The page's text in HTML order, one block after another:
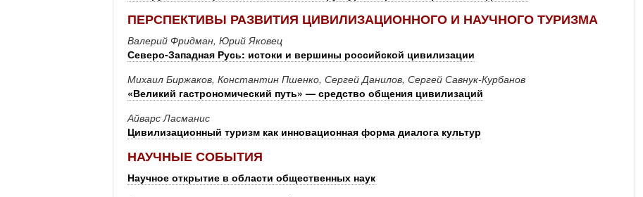
ПЕРСПЕКТИВЫ РАЗВИТИЯ ЦИВИЛИЗАЦИОННОГО И НАУЧНОГО ТУРИЗМА
Валерий Фридман, Юрий Яковец
Северо-Западная Русь: истоки и вершины российской цивилизации
Михаил Биржаков, Константин Пшенко, Сергей Данилов, Сергей Савнук-Курбанов
«Великий гастрономический путь» — средство общения цивилизаций
Айварс Ласманис
Цивилизационный туризм как инновационная форма диалога культур
НАУЧНЫЕ СОБЫТИЯ
Научное открытие в области общественных наук